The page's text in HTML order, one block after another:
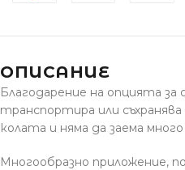
ОПИСАНИЕ
Благодарение на опцията
транспортира или съхранява
колата и няма да заема
Многообразно приложение,